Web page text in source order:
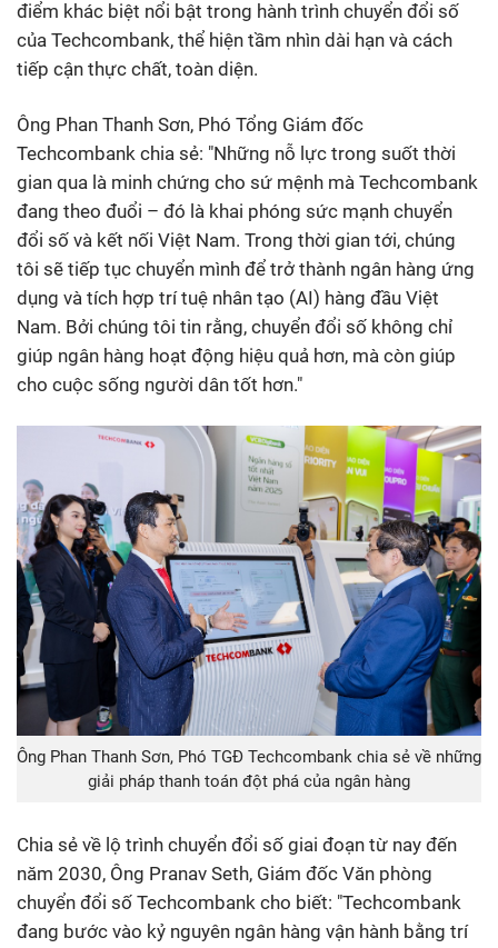
điểm khác biệt nổi bật trong hành trình chuyển đổi số
của Techcombank, thể hiện tầm nhìn dài hạn và cách
tiếp cận thực chất, toàn diện.
Ông Phan Thanh Sơn, Phó Tổng Giám đốc
Techcombank chia sẻ: "Những nỗ lực trong suốt thời
gian qua là minh chứng cho sứ mệnh mà Techcombank
đang theo đuổi – đó là khai phóng sức mạnh chuyển
đổi số và kết nối Việt Nam. Trong thời gian tới, chúng
tôi sẽ tiếp tục chuyển mình để trở thành ngân hàng ứng
dụng và tích hợp trí tuệ nhân tạo (AI) hàng đầu Việt
Nam. Bởi chúng tôi tin rằng, chuyển đổi số không chỉ
giúp ngân hàng hoạt động hiệu quả hơn, mà còn giúp
cho cuộc sống người dân tốt hơn."
Ông Phan Thanh Sơn, Phó TGĐ Techcombank chia sẻ về những
giải pháp thanh toán đột phá của ngân hàng
Chia sẻ về lộ trình chuyển đổi số giai đoạn từ nay đến
năm 2030, Ông Pranav Seth, Giám đốc Văn phòng
chuyển đổi số Techcombank cho biết: "Techcombank
đang bước vào kỷ nguyên ngân hàng vận hành bằng trí